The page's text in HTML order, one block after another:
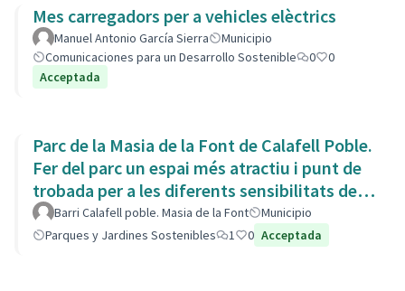
Mes carregadors per a vehicles elèctrics
Manuel Antonio García Sierra
Municipio
Comunicaciones para un Desarrollo Sostenible
0
0
Acceptada
Parc de la Masia de la Font de Calafell Poble.
Fer del parc un espai més atractiu i punt de
trobada per a les diferents sensibilitats del
barri.Barri Calafell poble. Masia de la Font
Municipio
Parques y Jardines Sostenibles
1 0 Acceptada